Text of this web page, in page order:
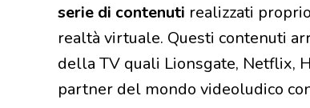
serie di contenuti realizzati
realtà virtuale. Questi contenuti
della TV quali Lionsgate, Netflix,
partner del mondo videoludico